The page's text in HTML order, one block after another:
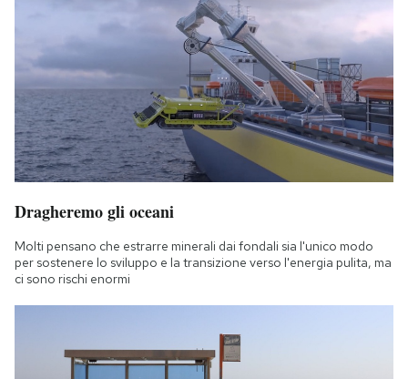
Dragheremo gli oceani
Molti pensano che estrarre minerali dai fondali sia l'unico modo
per sostenere lo sviluppo e la transizione verso l'energia pulita, ma
ci sono rischi enormi